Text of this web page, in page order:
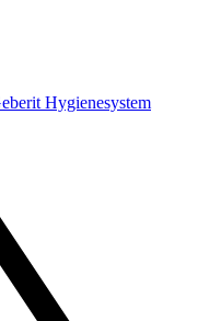
Hygienesystem